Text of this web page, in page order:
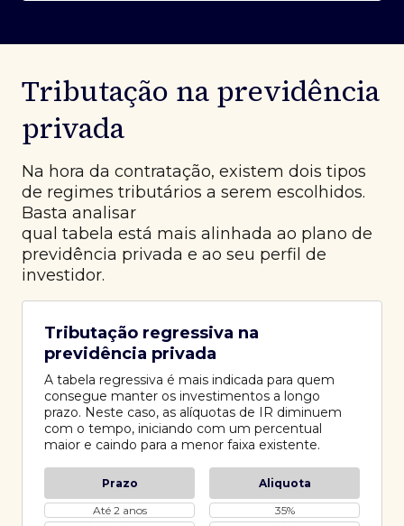
Tributação na previdência
privada
Na hora da contratação, existem dois tipos
de regimes tributários a serem escolhidos.
Basta analisar
qual tabela está mais alinhada ao plano de
previdência privada e ao seu perfil de
investidor.
Tributação regressiva na
previdência privada
A tabela regressiva é mais indicada para quem
consegue manter os investimentos a longo
prazo. Neste caso, as alíquotas de IR diminuem
com o tempo, iniciando com um percentual
maior e caindo para a menor faixa existente.
Prazo
Aliquota
Até 2 anos
35%